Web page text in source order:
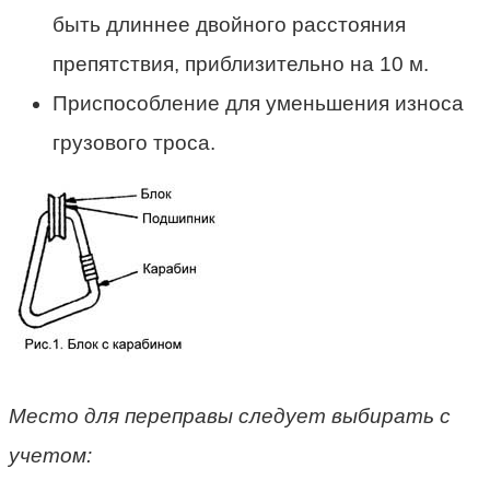
быть длиннее двойного расстояния
препятствия, приблизительно на 10 м.
Приспособление для уменьшения износа
грузового троса.
Место для переправы следует выбирать с
учетом: